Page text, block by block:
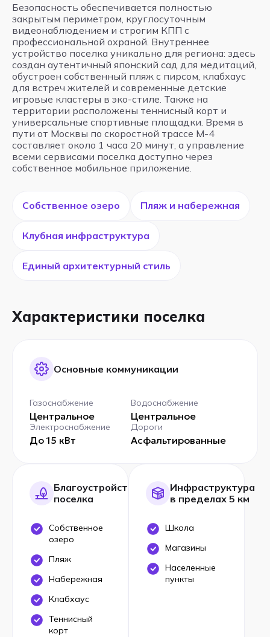
Безопасность обеспечивается полностью
закрытым периметром, круглосуточным
видеонаблюдением и строгим КПП с
профессиональной охраной. Внутреннее
устройство поселка уникально для региона: здесь
создан аутентичный японский сад для медитаций,
обустроен собственный пляж с пирсом, клабхаус
для встреч жителей и современные детские
игровые кластеры в эко-стиле. Также на
территории расположены теннисный корт и
универсальные спортивные площадки. Время в
пути от Москвы по скоростной трассе М-4
составляет около 1 часа 20 минут, а управление
всеми сервисами поселка доступно через
собственное мобильное приложение.
Собственное озеро Пляж и набережная
Клубная инфраструктура
Единый архитектурный стиль
Характеристики поселка
Основные коммуникации
Газоснабжение
Центральное
Водоснабжение
Центральное
Электроснабжение
До 15 кВт
Дороги
Асфальтированные
Благоустройство
поселка
Собственное
озеро
Пляж
Набережная
Клабхаус
Теннисный
корт
Инфраструктура
в пределах 5 км
Школа
Магазины
Населенные
пункты